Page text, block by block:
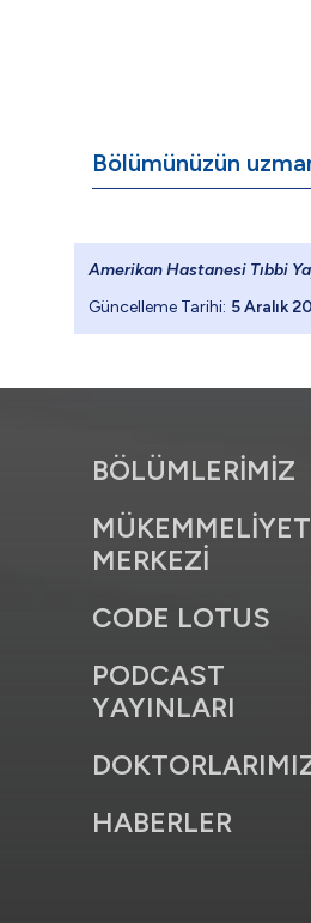
Bölümünüzün
Amerikan Hastanesi Tıbbi
Güncelleme Tarihi: 5 Aralık
BÖLÜMLERİMİZ
MÜKEMMELİYET
MERKEZİ
CODE LOTUS
PODCAST
YAYINLARI
HABERLER